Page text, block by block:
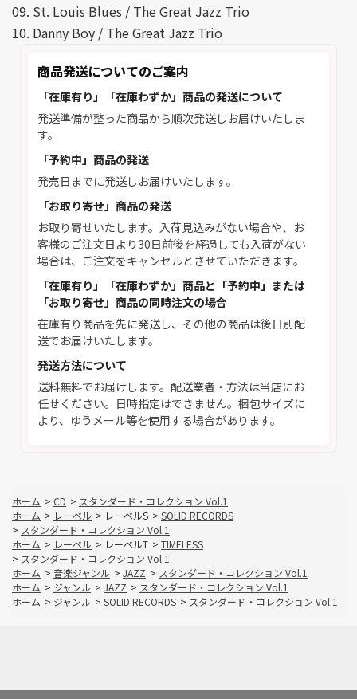
09. St. Louis Blues / The Great Jazz Trio
10. Danny Boy / The Great Jazz Trio
商品発送についてのご案内
「在庫有り」「在庫わずか」商品の発送について
発送準備が整った商品から順次発送しお届けいたしま
す。
「予約中」商品の発送
発売日までに発送しお届けいたします。
「お取り寄せ」商品の発送
お取り寄せいたします。入荷見込みがない場合や、お
客様のご注文日より30日前後を経過しても入荷がない
場合は、ご注文をキャンセルとさせていただきます。
「在庫有り」「在庫わずか」商品と「予約中」または
「お取り寄せ」商品の同時注文の場合
在庫有り商品を先に発送し、その他の商品は後日別配
送でお届けいたします。
発送方法について
送料無料でお届けします。配送業者・方法は当店にお
任せください。日時指定はできません。梱包サイズに
より、ゆうメール等を使用する場合があります。
ホーム > CD > スタンダード・コレクション Vol.1
ホーム > レーベル > レーベルS > SOLID RECORDS
> スタンダード・コレクション Vol.1
ホーム > レーベル > レーベルT > TIMELESS
> スタンダード・コレクション Vol.1
ホーム > 音楽ジャンル > JAZZ > スタンダード・コレクション Vol.1
ホーム > ジャンル > JAZZ > スタンダード・コレクション Vol.1
ホーム > ジャンル > SOLID RECORDS > スタンダード・コレクション Vol.1